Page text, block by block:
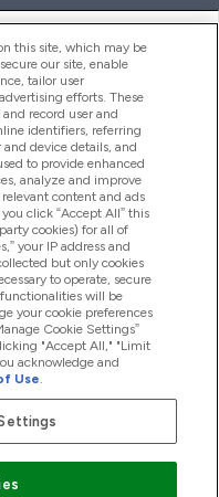
this site, which may be
our site, enable
tailor user
efforts. These
record user and
identifiers, referring
and device details, and
to provide enhanced
analyze and improve
content and ads
click “Accept All” this
cookies) for all of
your IP address and
but only cookies
to operate, secure
will be
your cookie preferences
Cookie Settings”
"Accept All," "Limit
acknowledge and
Use.